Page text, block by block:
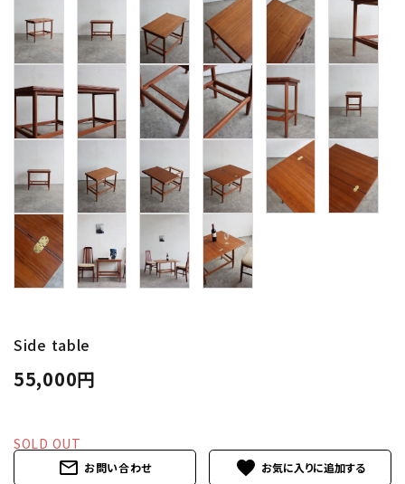
デザイナーまとめ
メンテナンスについて
ギャラリー・シーン
納品事例
エキシビジョン・展示会
INFORMATION
ログイン person 新規会員登録
Side table
55,000円
SOLD OUT
mail_outline お問い合わせ favorite